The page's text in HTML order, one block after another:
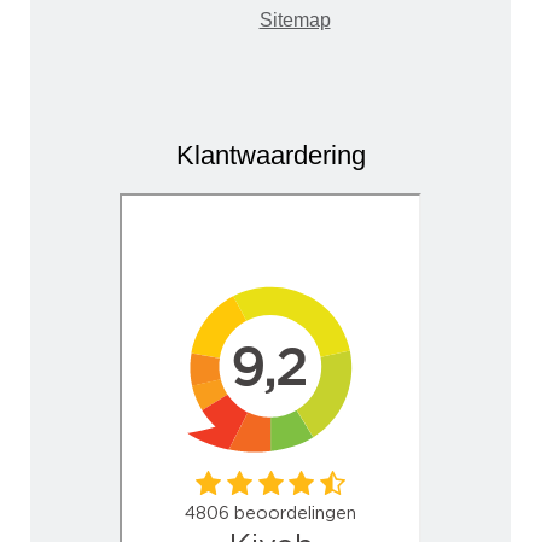
Sitemap
Klantwaardering